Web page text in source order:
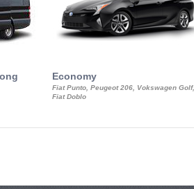
Economy
Fiat Punto, Peugeot 206, Vokswagen Golf,
Fiat Doblo